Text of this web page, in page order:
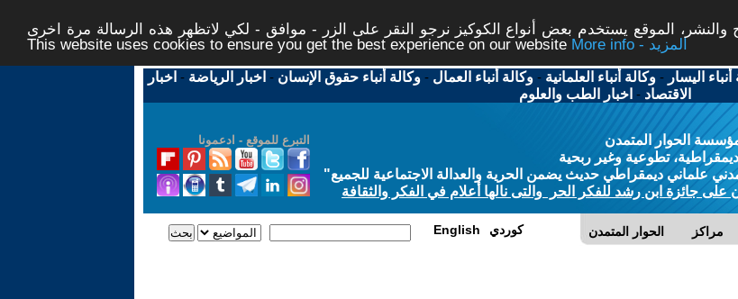
الموقع يستخدم بعض أنواع الكوكيز نرجو النقر على الزر - موافق - لكي لاتظهر هذه الرسالة مرة اخرى -
This website uses cookies to ensure you get the best experience on our website
More info - المزيد
اليسار -وكالة أنباء العلمانية -وكالة أنباء العمال -وكالة أنباء حقوق الإنسان - اخبار الرياضة - اخبار
الاقتصاد - اخبار الطب والعلوم
التبرع للموقع - ادعمونا
الحوار المتمدن
تطوعية وغير ربحية
علماني ديمقراطي حديث يضمن الحرية والعدالة الاجتماعية للجميع"
على جائزة ابن رشد للفكر الحر والتى نالها أعلام في الفكر والثقافة
الحوار المتمدن مراكز English كوردي